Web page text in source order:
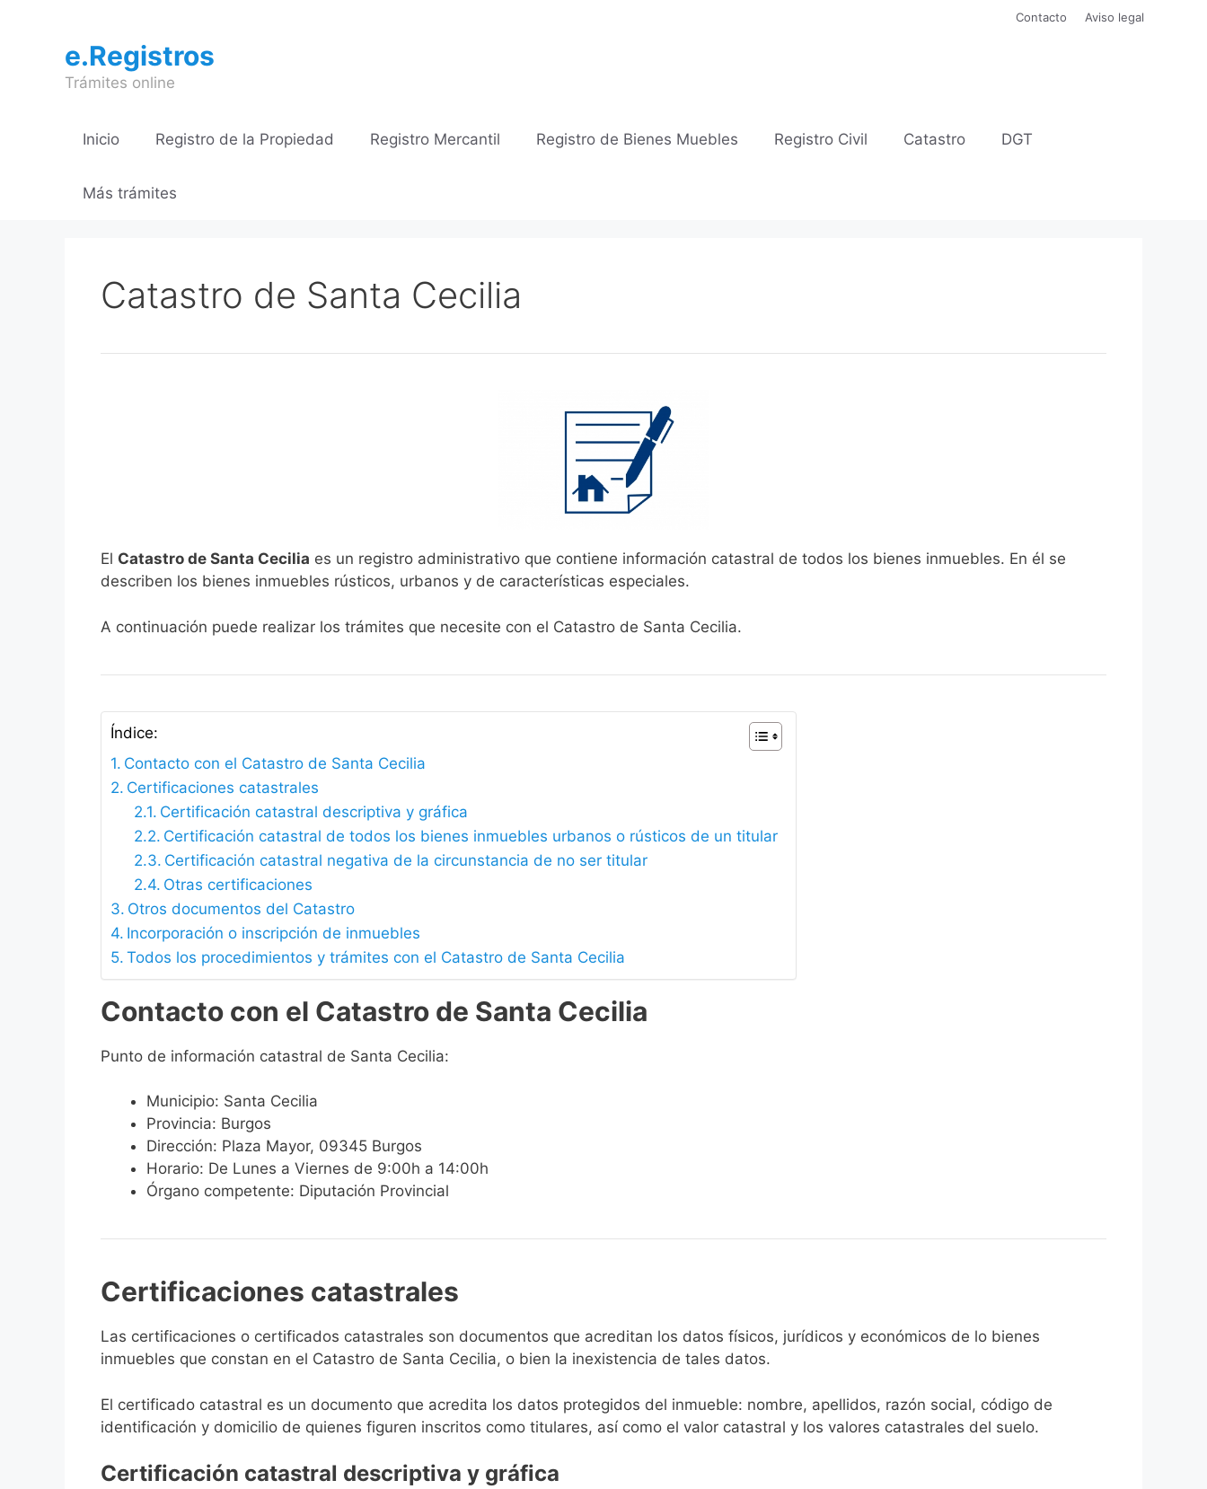
contenido
Contacto Aviso legal
e.Registros
Trámites online
Inicio Registro de la Propiedad Registro Mercantil Registro de Bienes Muebles Registro Civil Catastro DGT
Más trámites
Catastro de Santa Cecilia
El Catastro de Santa Cecilia es un registro administrativo que contiene información catastral de todos los bienes inmuebles. En él se
describen los bienes inmuebles rústicos, urbanos y de características especiales.
A continuación puede realizar los trámites que necesite con el Catastro de Santa Cecilia.
Índice:
Contacto con el Catastro de Santa Cecilia
Certificaciones catastrales
Certificación catastral descriptiva y gráfica
Certificación catastral de todos los bienes inmuebles urbanos o rústicos de un titular
Certificación catastral negativa de la circunstancia de no ser titular
Otras certificaciones
Otros documentos del Catastro
Incorporación o inscripción de inmuebles
Todos los procedimientos y trámites con el Catastro de Santa Cecilia
Contacto con el Catastro de Santa Cecilia
Punto de información catastral de Santa Cecilia:
Municipio: Santa Cecilia
Provincia: Burgos
Dirección: Plaza Mayor, 09345 Burgos
Horario: De Lunes a Viernes de 9:00h a 14:00h
Órgano competente: Diputación Provincial
Certificaciones catastrales
Las certificaciones o certificados catastrales son documentos que acreditan los datos físicos, jurídicos y económicos de lo bienes
inmuebles que constan en el Catastro de Santa Cecilia, o bien la inexistencia de tales datos.
El certificado catastral es un documento que acredita los datos protegidos del inmueble: nombre, apellidos, razón social, código de
identificación y domicilio de quienes figuren inscritos como titulares, así como el valor catastral y los valores catastrales del suelo.
Certificación catastral descriptiva y gráfica